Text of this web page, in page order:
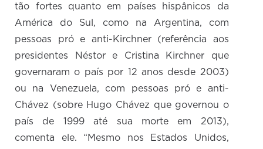
tão fortes quanto em países hispânicos da
América do Sul, como na Argentina, com
pessoas pró e anti-Kirchner (referência aos
presidentes Néstor e Cristina Kirchner que
governaram o país por 12 anos desde 2003)
ou na Venezuela, com pessoas pró e anti-
Chávez (sobre Hugo Chávez que governou o
país de 1999 até sua morte em 2013),
comenta ele. “Mesmo nos Estados Unidos,